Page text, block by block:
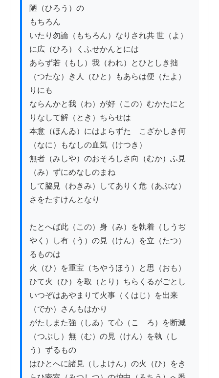
陋（ひろう）の
もちろん
いたり勿論（もちろん）なりされ共 世（よ）
に広（ひろ）くふせかんとには
あらず若（もし）我（われ）とひとしき拙
（つたな）き人（ひと）もあらは便（たよ）
りにも
ならんかと我（わ）が好（この）むかたにと
りなして解（とき）ちらせは
本意（ほんゐ）にはよらずたゞこざかしき何
（なに）もなしの血気（けつき）
無者（みしや）のおそろしさ向（むか）ふ見
（み）ずにめなしのまね
して脇見（わきみ）してありく危（あぶな）
さをたすけんとなり
たとへば此（この）身（み）を執着（しうぢ
やく）し有（う）の見（けん）を立（たつ）
るものは
火（ひ）を重宝（ちやうほう）と思（おも）
ひて火（ひ）を取（とり）ちらくるがごとし
いつぞはあやまりて火事（くはじ）を出来
（でか）さんもはかり
がたしまた強（しゐ）て心（こゝろ）を断滅
（つぶし）無（む）の見（けん）を執（し
う）ずるもの
はひとへに諸見（しよけん）の火（ひ）をき